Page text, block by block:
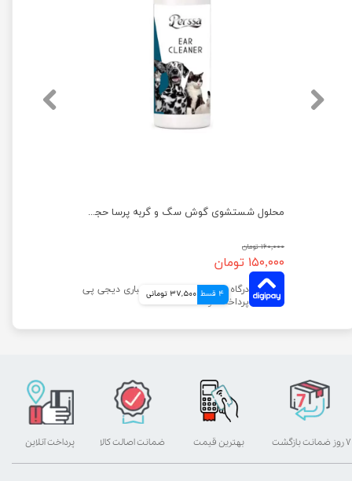
محلول شستشوی گوش سگ و گربه پرسا حجم 220 میلی لیتر
۱۶۰,۰۰۰ تومان
۱۵۰,۰۰۰ تومان
4 قسط 37,500 تومانی
بهترین قیمت پرداخت آنلاین ۷ روز ضمانت بازگشت ضمانت اصالت کالا